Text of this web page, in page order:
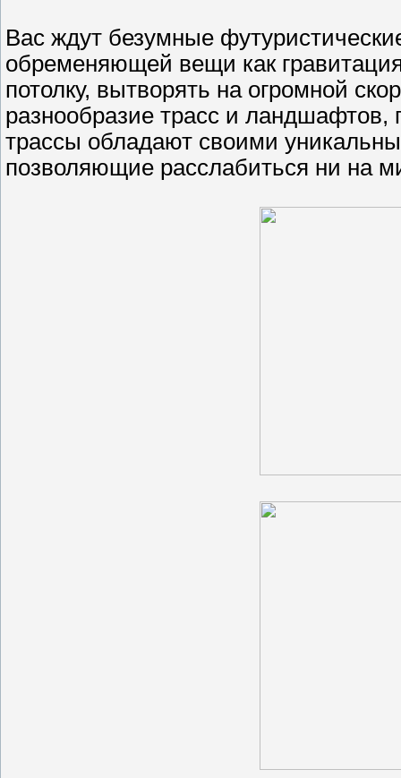
Вас ждут безумные
обременяющей вещи как
потолку, вытворять на огромной
разнообразие трасс и ландшафтов,
трассы обладают своими
позволяющие расслабиться ни на